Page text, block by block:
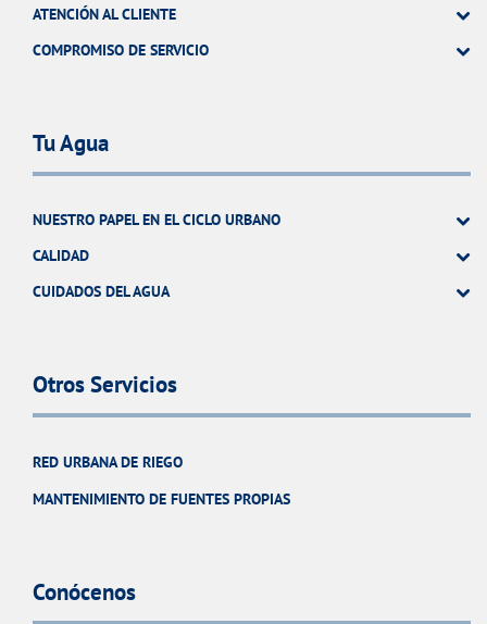
ATENCIÓN AL CLIENTE
COMPROMISO DE SERVICIO
Tu Agua
NUESTRO PAPEL EN EL CICLO URBANO
CALIDAD
CUIDADOS DEL AGUA
Otros Servicios
RED URBANA DE RIEGO
MANTENIMIENTO DE FUENTES PROPIAS
Conócenos